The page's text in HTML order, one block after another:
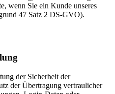
wenn Sie ein Kunde unseres
47 Satz 2 DS-GVO).
der Sicherheit der
der Übertragung vertraulicher